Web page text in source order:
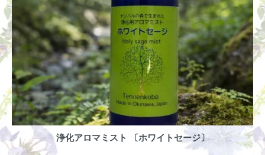
浄化アロマミスト 〔ホワイトセージ〕